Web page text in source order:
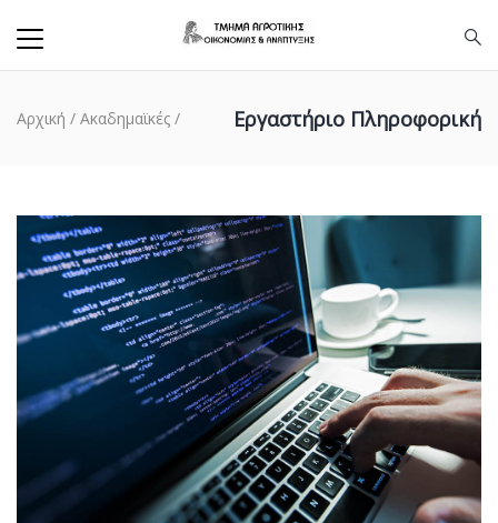
Εργαστήριο Πληροφορική
Αρχική / Ακαδημαϊκές /